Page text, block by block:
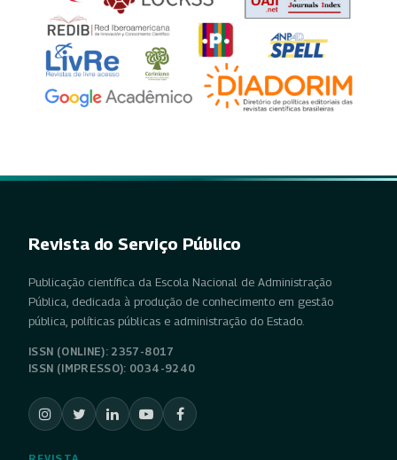
Revista do Serviço Público
Publicação científica da Escola Nacional de Administração
Pública, dedicada à produção de conhecimento em gestão
pública, políticas públicas e administração do Estado.
ISSN (ONLINE): 2357-8017
ISSN (IMPRESSO): 0034-9240